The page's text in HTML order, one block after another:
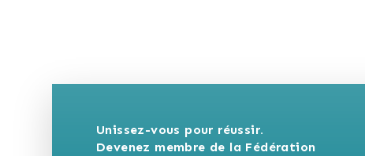
Unissez-vous pour réussir.
Devenez membre de la Fédération